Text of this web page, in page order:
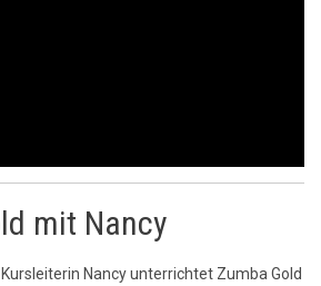
mit Nancy
Kursleiterin Nancy unterrichtet Zumba Gold